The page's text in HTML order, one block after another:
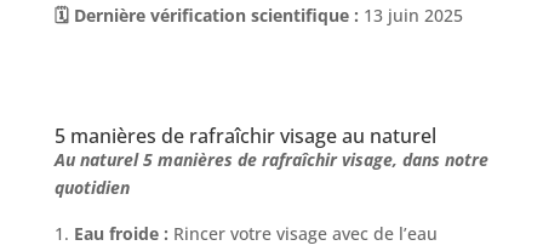
Services
Nos
🗓️ Dernière vérification scientifique : 13 juin 2025
5 manières de rafraîchir visage au naturel
Au naturel 5 manières de rafraîchir visage, dans notre
quotidien
Eau froide : Rincer votre visage avec de l’eau